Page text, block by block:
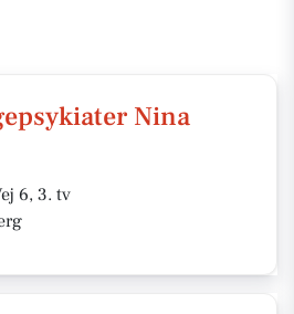
Nina
6, 3. tv